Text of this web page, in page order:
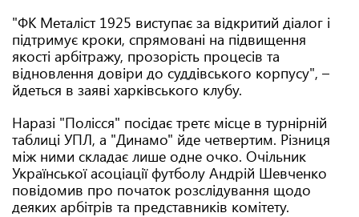
"ФК Металіст 1925 виступає за відкритий діалог і
підтримує кроки, спрямовані на підвищення
якості арбітражу, прозорість процесів та
відновлення довіри до суддівського корпусу", –
йдеться в заяві харківського клубу.
Наразі "Полісся" посідає третє місце в турнірній
таблиці УПЛ, а "Динамо" йде четвертим. Різниця
між ними складає лише одне очко. Очільник
Української асоціації футболу Андрій Шевченко
повідомив про початок розслідування щодо
деяких арбітрів та представників комітету.